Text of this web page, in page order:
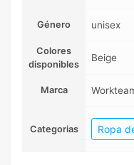
Género unisex
Colores
disponibles
Beige
Marca
Categorias Ropa